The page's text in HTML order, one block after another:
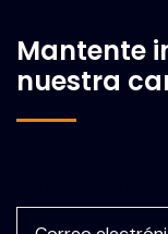
Mantente
nuestra